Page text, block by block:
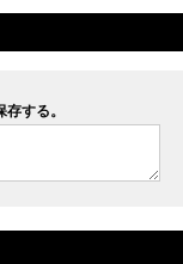
する。